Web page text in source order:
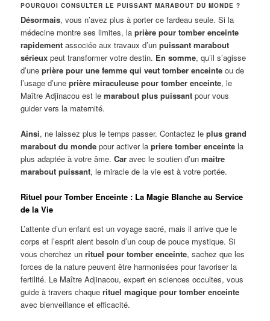
POURQUOI CONSULTER LE PUISSANT MARABOUT DU MONDE ?
Désormais, vous n’avez plus à porter ce fardeau seule. Si la
médecine montre ses limites, laprière pour tomber enceinte
rapidement associée aux travaux d’unpuissant marabout
sérieux peut transformer votre destin. En somme, qu’il s’agisse
d’uneprière pour une femme qui veut tomber enceinte ou de
l’usage d’uneprière miraculeuse pour tomber enceinte, le
Maître Adjinacou est lemarabout plus puissant pour vous
guider vers la maternité.
Ainsi, ne laissez plus le temps passer. Contactez leplus grand
marabout du monde pour activer lapriere tomber enceinte la
plus adaptée à votre âme.Car avec le soutien d’unmaitre
marabout puissant, le miracle de la vie est à votre portée.
Rituel pour Tomber Enceinte : La Magie Blanche au Service
de la Vie
L’attente d’un enfant est un voyage sacré, mais il arrive que le
corps et l’esprit aient besoin d’un coup de pouce mystique. Si
vous cherchez unrituel pour tomber enceinte, sachez que les
forces de la nature peuvent être harmonisées pour favoriser la
fertilité. Le Maître Adjinacou, expert en sciences occultes, vous
guide à travers chaquerituel magique pour tomber enceinte
avec bienveillance et efficacité.